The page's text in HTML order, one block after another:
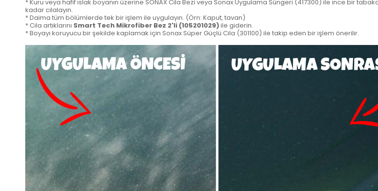
* Kuru veya hafif ıslak boyanın üzerine SONAX Cila Bezi veya Sonax Uygulama Süngeri (417300) ile ince bir
kadar cilalayın.
* Daima tüm bölümlerde tek bir işlem ile uygulayın. (Örn: Kaput, tavan)
* Cila artıklarını Smart Tech Mikrofiber Bez 2'li (105201029)ile giderin.
* Boyayı koruyucu bir şekilde kaplamak için Sonax Süper Güçlü Cila (301100) ile takip eden bir işlem önerilir.